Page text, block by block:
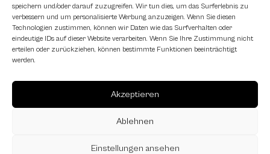
speichern und/oder darauf zuzugreifen. Wir tun dies, um das Surferlebnis zu
verbessern und um personalisierte Werbung anzuzeigen. Wenn Sie diesen
Technologien zustimmen, können wir Daten wie das Surfverhalten oder
eindeutige IDs auf dieser Website verarbeiten. Wenn Sie Ihre Zustimmung nicht
erteilen oder zurückziehen, können bestimmte Funktionen beeinträchtigt
werden.
Akzeptieren
Ablehnen
Einstellungen ansehen